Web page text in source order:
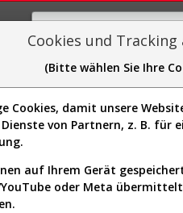
Sector-Spider
ist nur für
Cookies und
(Bitte wählen Sie Ihre
Cookies, damit unsere
von Partnern, z. B. für
auf Ihrem Gerät
oder Meta